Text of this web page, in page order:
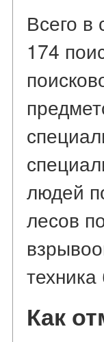
Всего в
174
людей
лесов
Как